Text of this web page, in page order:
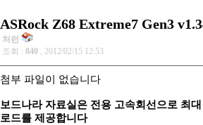
ASRock Z68 Extreme7 Gen3
처런
조회 : 840 , 2012/02/15 12:53
첨부 파일이 없습니다
보드나라 자료실은 전용 고속회선으로 최
로드를 제공합니다